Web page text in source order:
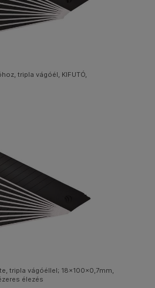
tripla vágóél, KIFUTÓ,
tripla vágóéllel; 18×100×0,7mm,
élezés